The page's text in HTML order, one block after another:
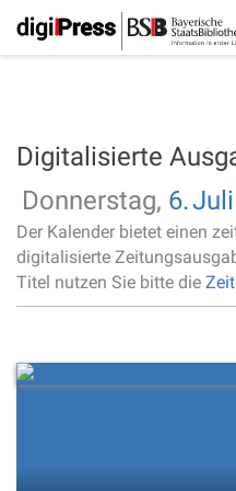
Digitalisierte
Donnerstag, 6.Juli
Der Kalender bietet einen
digitalisierte
Titel nutzen Sie bitte die